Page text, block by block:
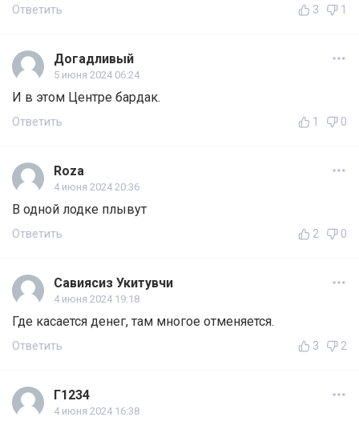
Ответить 3 1
Догадливый
5 июня 2024 06:24
И в этом Центре бардак.
Ответить 1 0
Roza
4 июня 2024 20:36
В одной лодке плывут
Ответить 2 0
Савиясиз Укитувчи
4 июня 2024 19:18
Где касается денег, там многое отменяется.
Ответить 3 2
Г1234
4 июня 2024 16:38